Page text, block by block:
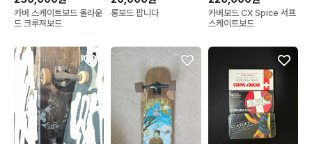
카버 스케이트보드 올라운
드 크루져보드
롱보드 팝니다
카버보드 CX Spice 서프
스케이트보드